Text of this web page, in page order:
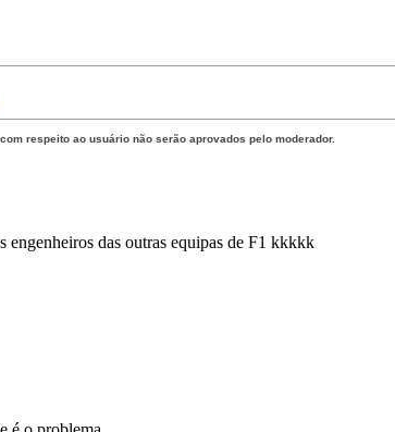
respeito ao usuário não serão aprovados pelo moderador.